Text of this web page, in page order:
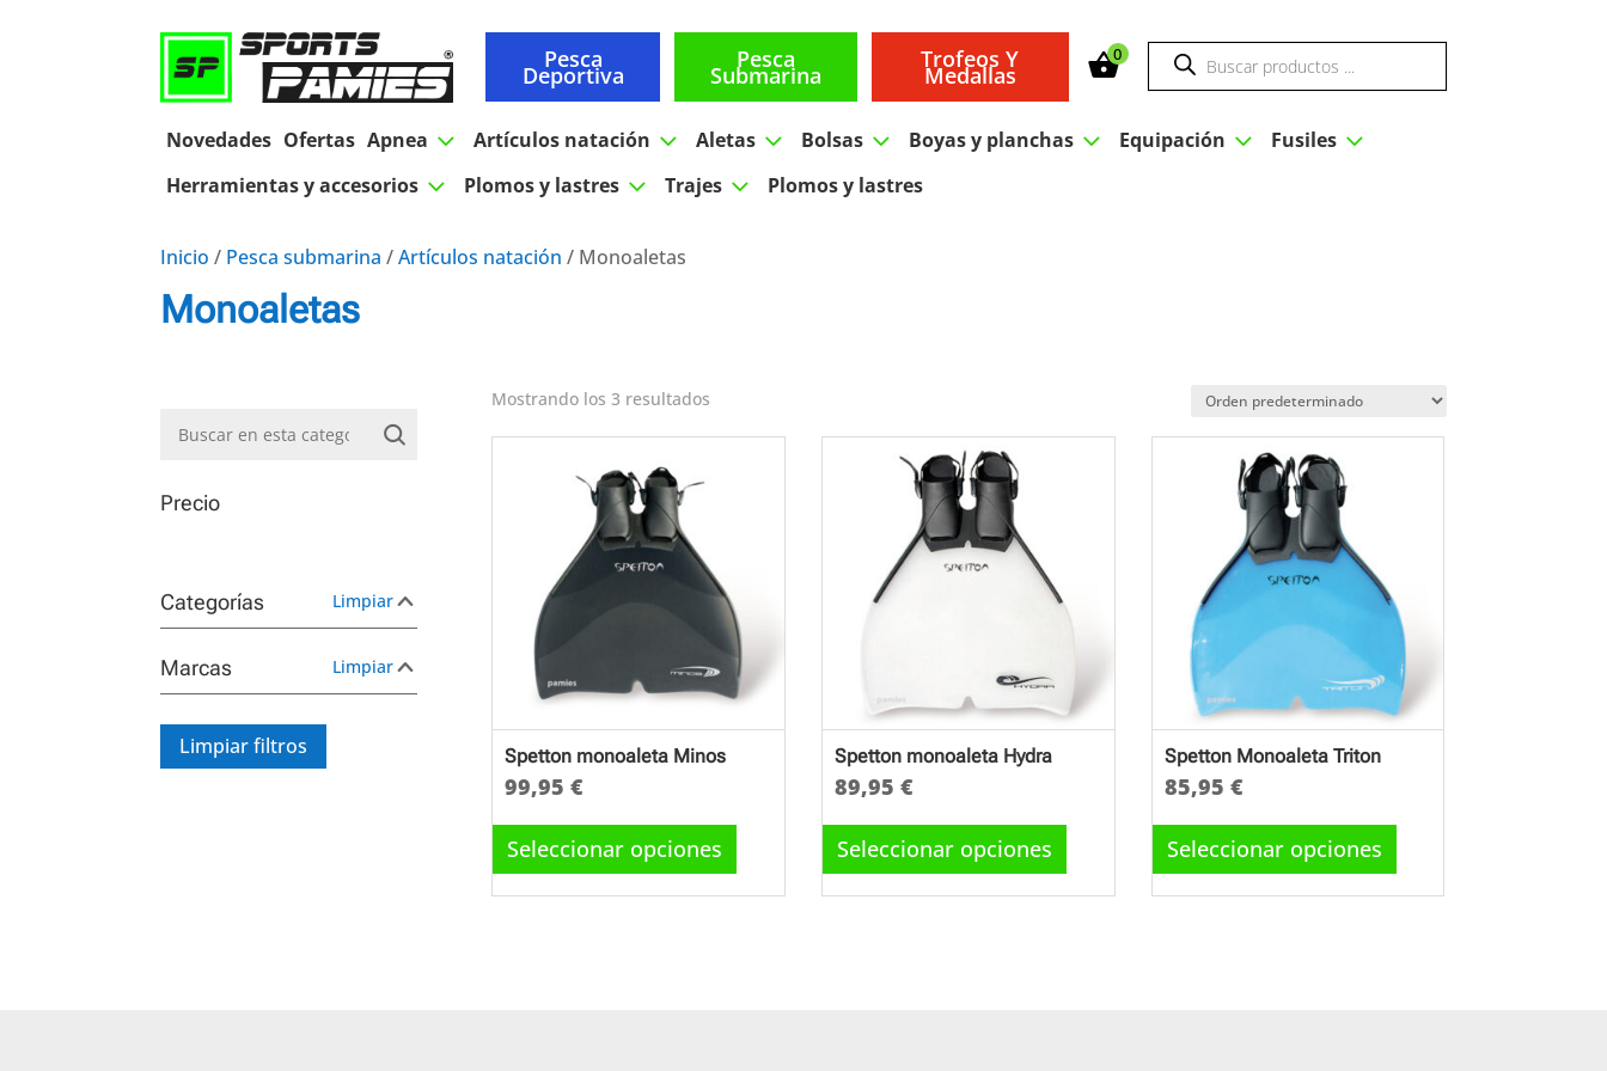
Pesca
Deportiva
Pesca
Submarina
Trofeos Y
Medallas
0 Búsqueda
productos
Novedades Ofertas Apnea 3 Artículos natación 3 Aletas 3 Bolsas 3 Boyas y planchas 3 Equipación 3 Fusiles 3
Herramientas y accesorios 3 Plomos y lastres 3 Trajes 3 Plomos y lastres
Inicio / Pesca submarina /Artículos natación / Monoaletas
Monoaletas
Precio
Categorías Limpiar
Marcas Limpiar
Limpiar filtros
Mostrando los 3 resultados
Spetton monoaleta Minos
99,95€
Seleccionar opciones
producto
tiene
Spetton monoaleta Hydra
89,95€
Seleccionar opciones
producto
tiene
Spetton Monoaleta Triton
85,95 €
Seleccionar opciones
producto
tiene